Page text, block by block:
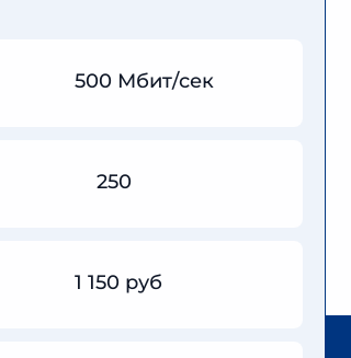
500 Мбит/сек
250
1 150 руб